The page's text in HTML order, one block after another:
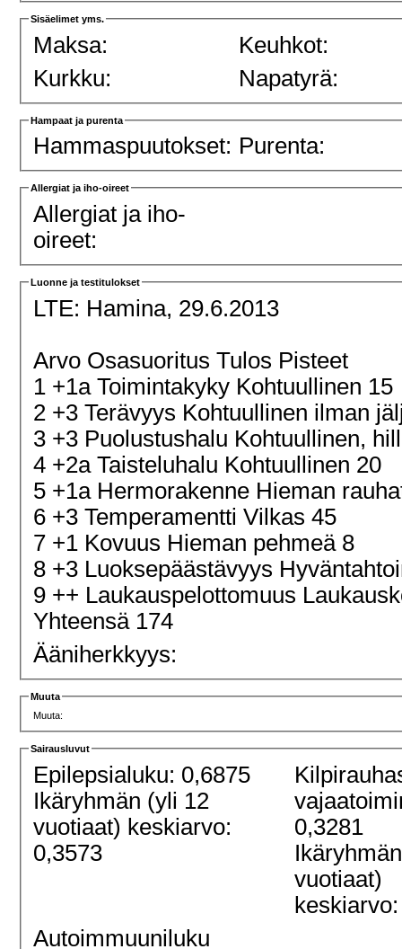
Sisäelimet yms.
Maksa:
Keuhkot:
Kurkku:
Napatyrä:
Hampaat ja purenta
Hammaspuutokset: Purenta:
Allergiat ja iho-oireet
Allergiat ja iho-
oireet:
Luonne ja testitulokset
LTE: Hamina, 29.6.2013
Arvo Osasuoritus Tulos Pisteet
1 +1a Toimintakyky Kohtuullinen 15
2 +3 Terävyys Kohtuullinen ilman
3 +3 Puolustushalu Kohtuullinen,
4 +2a Taisteluhalu Kohtuullinen 20
5 +1a Hermorakenne Hieman
6 +3 Temperamentti Vilkas 45
7 +1 Kovuus Hieman pehmeä 8
8 +3 Luoksepäästävyys
9 ++ Laukauspelottomuus
Yhteensä 174
Ääniherkkyys:
Muuta
Muuta:
Sairausluvut
Epilepsialuku: 0,6875
Ikäryhmän (yli 12
vuotiaat) keskiarvo:
0,3573
0,3281
vuotiaat)
Autoimmuuniluku